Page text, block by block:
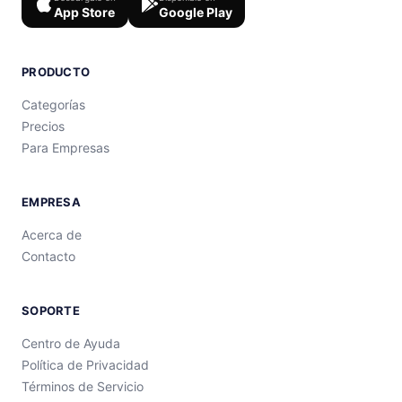
App Store Google Play
PRODUCTO
Categorías
Precios
Para Empresas
EMPRESA
Acerca de
Contacto
SOPORTE
Centro de Ayuda
Política de Privacidad
Términos de Servicio